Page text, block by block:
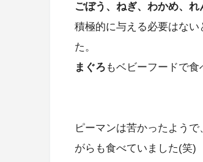
ごぼう、ねぎ、わかめ、れ
積極的に与える必要はな
た。
まぐろ もベビーフードで
ピーマンは苦かったよう
がらも食べていました(笑)